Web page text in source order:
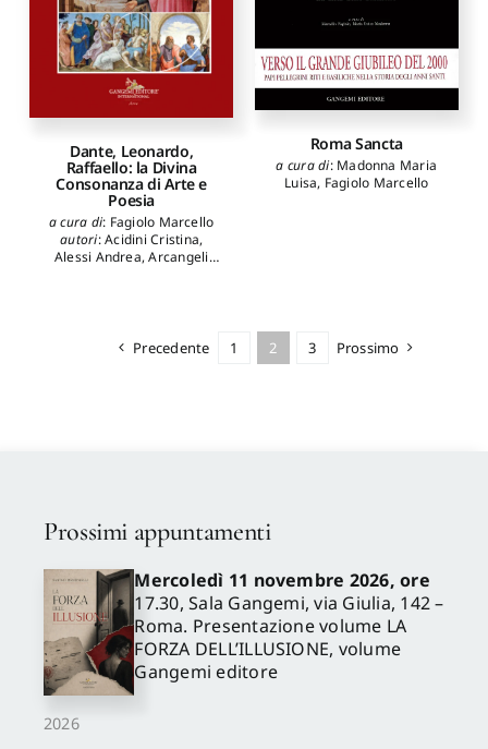
Dante, Leonardo,
Raffaello: la Divina
Consonanza di Arte e
Poesia
a cura di: Fagiolo Marcello
autori:Acidini Cristina,
Alessi Andrea,Arcangeli
Cieri Via Claudia,Colonnese
Alessio,Papa Rodolfo,
,Pizzimento
Paolo,Rak Michele
Spiriti
Andrea
,Tomassoni Italo,
Vecce Carlo
Roma Sancta
a cura di: Madonna Maria
Luisa, Fagiolo Marcello
Precedente 1 2 3 Prossimo
Prossimi appuntamenti
2026
Mercoledì 11 novembre 2026, ore
17.30, Sala Gangemi, via Giulia, 142 –
Roma. Presentazione volume LA
FORZA DELL’ILLUSIONE, volume
Gangemi editore